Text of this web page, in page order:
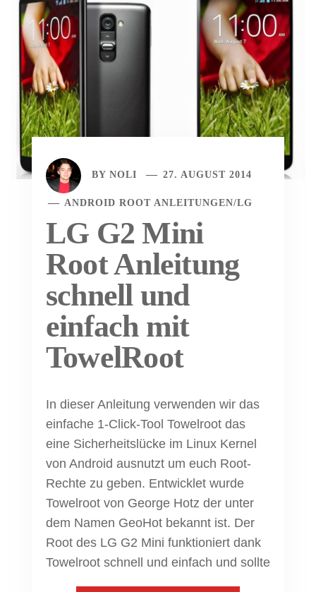
BY NOLI 27. AUGUST 2014
ANDROID ROOT ANLEITUNGEN/LG
LG G2 Mini
Root Anleitung
schnell und
einfach mit
TowelRoot
In dieser Anleitung verwenden wir das
einfache 1-Click-Tool Towelroot das
eine Sicherheitslücke im Linux Kernel
von Android ausnutzt um euch Root-
Rechte zu geben. Entwicklet wurde
Towelroot von George Hotz der unter
dem Namen GeoHot bekannt ist. Der
Root des LG G2 Mini funktioniert dank
Towelroot schnell und einfach und sollte